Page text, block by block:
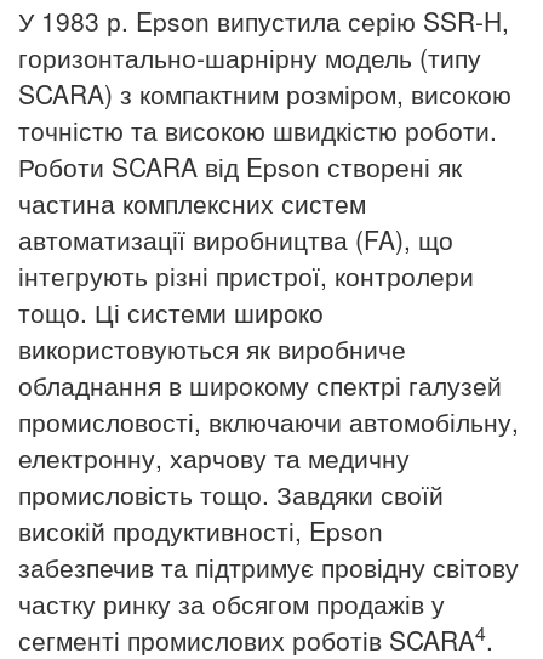
У 1983 р. Epson випустила серію SSR-H,
горизонтально-шарнірну модель (типу
SCARA) з компактним розміром, високою
точністю та високою швидкістю роботи.
Роботи SCARA від Epson створені як
частина комплексних систем
автоматизації виробництва (FA), що
інтегрують різні пристрої, контролери
тощо. Ці системи широко
використовуються як виробниче
обладнання в широкому спектрі галузей
промисловості, включаючи автомобільну,
електронну, харчову та медичну
промисловість тощо. Завдяки своїй
високій продуктивності, Epson
забезпечив та підтримує провідну світову
частку ринку за обсягом продажів у
сегменті промислових роботів SCARA4.